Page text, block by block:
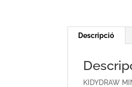
Descripció
KIDYDRAW